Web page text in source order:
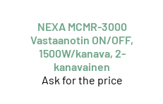
NEXA MCMR-3000
Vastaanotin ON/OFF,
1500W/kanava, 2-
kanavainen
Ask for the price